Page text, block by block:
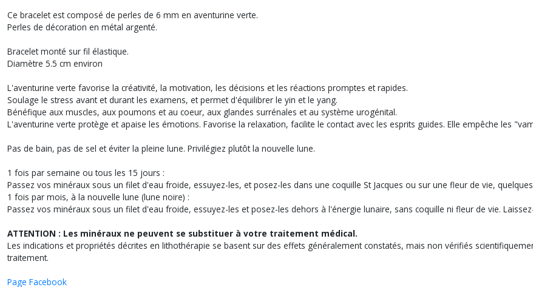
Ce bracelet est composé de perles de 6 mm en aventurine verte.
Perles de décoration en métal argenté.
Bracelet monté sur fil élastique.
Diamètre 5.5 cm environ
L'aventurine verte favorise la créativité, la motivation, les décisions et les réactions promptes et rapides.
Soulage le stress avant et durant les examens, et permet d'équilibrer le yin et le yang.
Bénéfique aux muscles, aux poumons et au coeur, aux glandes surrénales et au système urogénital.
L'aventurine verte protège et apaise les émotions. Favorise la relaxation, facilite le contact avec les esprits guides. Elle empêche les
Pas de bain, pas de sel et éviter la pleine lune. Privilégiez plutôt la nouvelle lune.
1 fois par semaine ou tous les 15 jours :
Passez vos minéraux sous un filet d'eau froide, essuyez-les, et posez-les dans une coquille St Jacques ou sur une fleur de vie,
1 fois par mois, à la nouvelle lune (lune noire) :
Passez vos minéraux sous un filet d'eau froide, essuyez-les et posez-les dehors à l'énergie lunaire, sans coquille ni fleur de vie.
ATTENTION : Les minéraux ne peuvent se substituer à votre traitement médical.
Les indications et propriétés décrites en lithothérapie se basent sur des effets généralement constatés, mais non vérifiés
traitement.
Page Facebook